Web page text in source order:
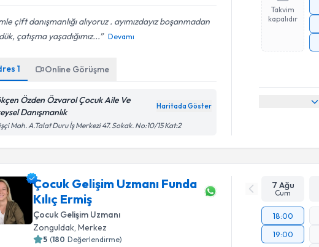
çift danışmanlığı alıyoruz . ayımızdayız boşanmadan
çatışma yaşadığımız...
Devamı
1 Online Görüşme
Özden Özvarol Çocuk Aile Ve
Danışmanlık
Haritada Göster
Mah. A.Talat Duru İş Merkezi 47. Sokak. No:10/15 Kat:2
Takvim
kapalıdır
Çocuk Gelişim Uzmanı Funda
Kılıç Ermiş
Çocuk Gelişim Uzmanı
Zonguldak,Merkez
5 (180 Değerlendirme)
7 Ağu
Cum
18:00
19:00